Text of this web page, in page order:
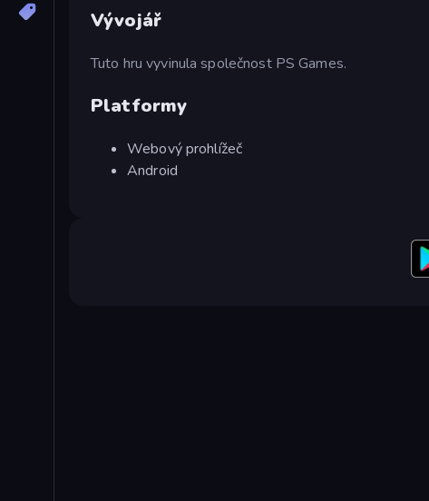
Vývojář
Tuto hru vyvinula společnost PS Games.
Platformy
Webový prohlížeč
Android